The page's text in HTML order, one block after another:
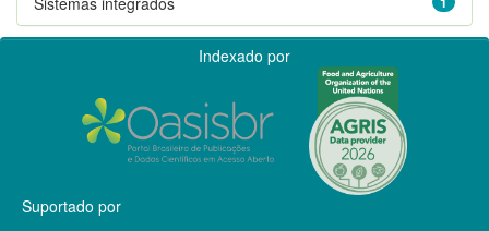
Indexado por
Suportado por